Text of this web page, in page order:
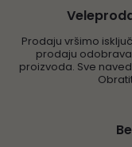
Prodaju vršimo
prodaju
proizvoda. Sve